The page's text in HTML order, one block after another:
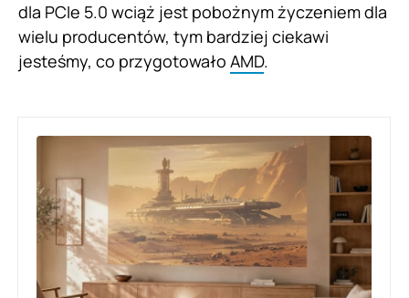
dla PCIe 5.0 wciąż jest pobożnym życzeniem dla
wielu producentów, tym bardziej ciekawi
jesteśmy, co przygotowało AMD.